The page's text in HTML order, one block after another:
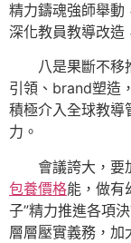
精力鑄魂強師舉動
深化教員教導改造
八是果斷不移
引領、brand塑造
積極介入全球教導
力。
會議誇大，要
包養價格能，做有
子”精力推進各項
層層壓實義務，加